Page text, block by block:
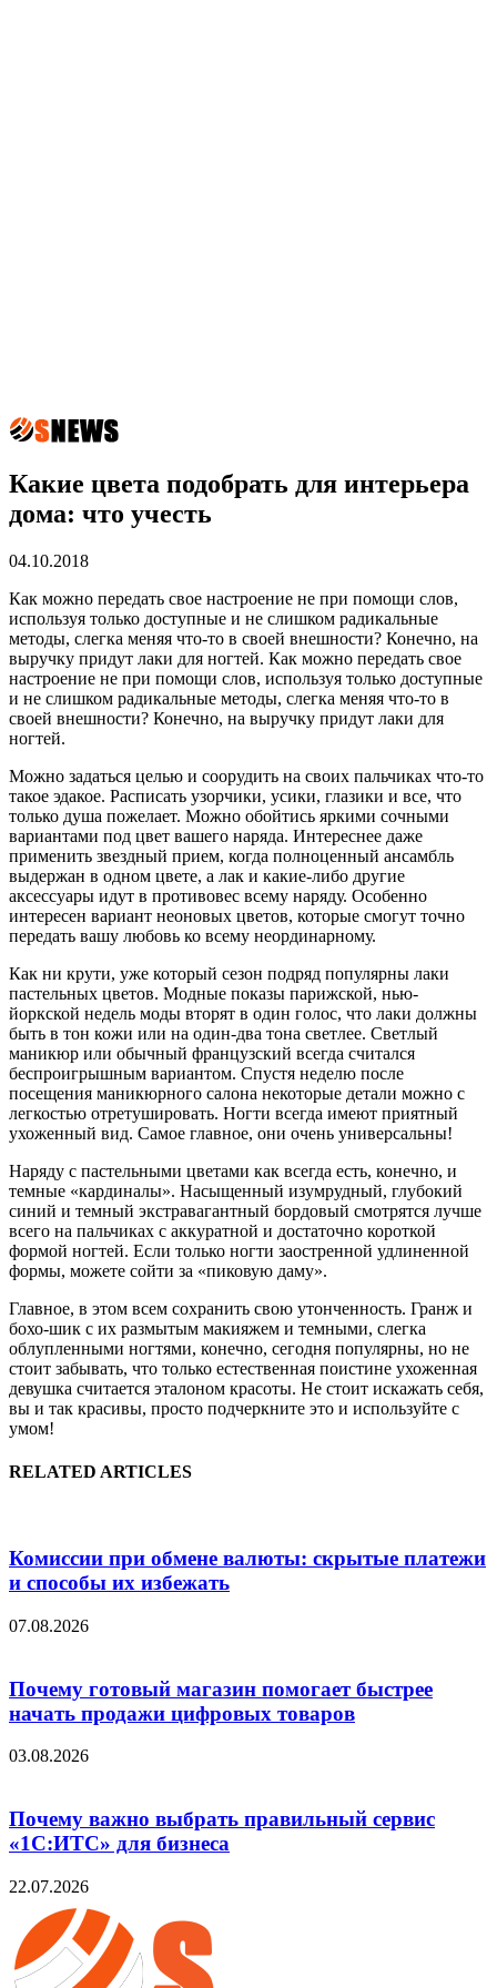
Какие цвета подобрать для интерьера
дома: что учесть
04.10.2018
Как можно передать свое настроение не при помощи слов,
используя только доступные и не слишком радикальные
методы, слегка меняя что-то в своей внешности? Конечно, на
выручку придут лаки для ногтей. Как можно передать свое
настроение не при помощи слов, используя только доступные
и не слишком радикальные методы, слегка меняя что-то в
своей внешности? Конечно, на выручку придут лаки для
ногтей.
Можно задаться целью и соорудить на своих пальчиках что-то
такое эдакое. Расписать узорчики, усики, глазики и все, что
только душа пожелает. Можно обойтись яркими сочными
вариантами под цвет вашего наряда. Интереснее даже
применить звездный прием, когда полноценный ансамбль
выдержан в одном цвете, а лак и какие-либо другие
аксессуары идут в противовес всему наряду. Особенно
интересен вариант неоновых цветов, которые смогут точно
передать вашу любовь ко всему неординарному.
Как ни крути, уже который сезон подряд популярны лаки
пастельных цветов. Модные показы парижской, нью-
йоркской недель моды вторят в один голос, что лаки должны
быть в тон кожи или на один-два тона светлее. Светлый
маникюр или обычный французский всегда считался
беспроигрышным вариантом. Спустя неделю после
посещения маникюрного салона некоторые детали можно с
легкостью отретушировать. Ногти всегда имеют приятный
ухоженный вид. Самое главное, они очень универсальны!
Наряду с пастельными цветами как всегда есть, конечно, и
темные «кардиналы». Насыщенный изумрудный, глубокий
синий и темный экстравагантный бордовый смотрятся лучше
всего на пальчиках с аккуратной и достаточно короткой
формой ногтей. Если только ногти заостренной удлиненной
формы, можете сойти за «пиковую даму».
Главное, в этом всем сохранить свою утонченность. Гранж и
бохо-шик с их размытым макияжем и темными, слегка
облупленными ногтями, конечно, сегодня популярны, но не
стоит забывать, что только естественная поистине ухоженная
девушка считается эталоном красоты. Не стоит искажать себя,
вы и так красивы, просто подчеркните это и используйте с
умом!
RELATED ARTICLES
Комиссии при обмене валюты: скрытые платежи
и способы их избежать
07.08.2026
Почему готовый магазин помогает быстрее
начать продажи цифровых товаров
03.08.2026
Почему важно выбрать правильный сервис
«1С:ИТС» для бизнеса
22.07.2026